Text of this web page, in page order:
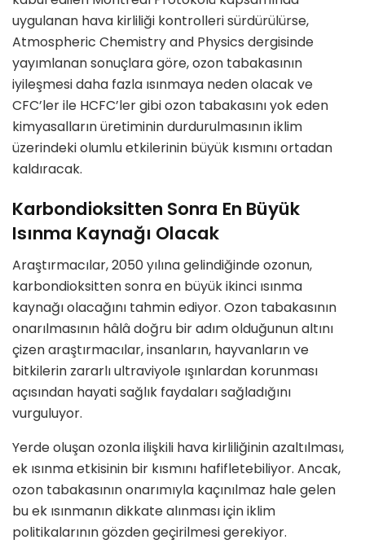
uygulanan hava kirliliği kontrolleri sürdürülürse,
Atmospheric Chemistry and Physics dergisinde
yayımlanan sonuçlara göre, ozon tabakasının
iyileşmesi daha fazla ısınmaya neden olacak ve
CFC’ler ile HCFC’ler gibi ozon tabakasını yok eden
kimyasalların üretiminin durdurulmasının iklim
üzerindeki olumlu etkilerinin büyük kısmını ortadan
kaldıracak.
Karbondioksitten Sonra En Büyük
Isınma Kaynağı Olacak
Araştırmacılar, 2050 yılına gelindiğinde ozonun,
karbondioksitten sonra en büyük ikinci ısınma
kaynağı olacağını tahmin ediyor. Ozon tabakasının
onarılmasının hâlâ doğru bir adım olduğunun altını
çizen araştırmacılar, insanların, hayvanların ve
bitkilerin zararlı ultraviyole ışınlardan korunması
açısından hayati sağlık faydaları sağladığını
vurguluyor.
Yerde oluşan ozonla ilişkili hava kirliliğinin azaltılması,
ek ısınma etkisinin bir kısmını hafifletebiliyor. Ancak,
ozon tabakasının onarımıyla kaçınılmaz hale gelen
bu ek ısınmanın dikkate alınması için iklim
politikalarının gözden geçirilmesi gerekiyor.